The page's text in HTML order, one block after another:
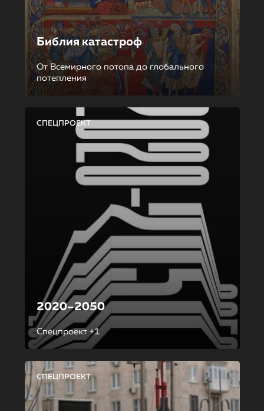
Библия катастроф
От Всемирного потопа до глобального
потепления
СПЕЦПРОЕКТ
2020–2050
Спецпроект +1
СПЕЦПРОЕКТ